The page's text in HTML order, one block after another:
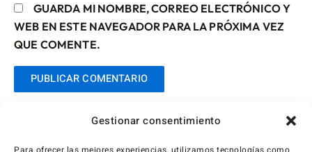
Gestionar consentimiento
GUARDA MI NOMBRE, CORREO ELECTRÓNICO Y
WEB EN ESTE NAVEGADOR PARA LA PRÓXIMA VEZ
QUE COMENTE.